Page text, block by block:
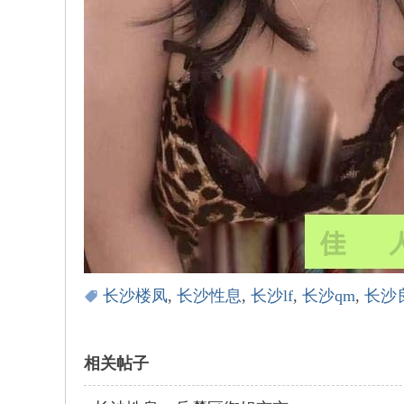
长沙楼凤, 长沙性息, 长沙lf, 长沙qm, 长沙
相关帖子